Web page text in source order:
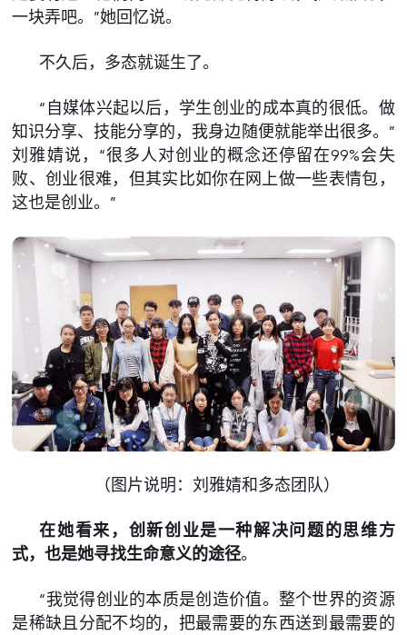
一块弄吧。”她回忆说。
不久后，多态就诞生了。
“自媒体兴起以后，学生创业的成本真的很低。做
知识分享、技能分享的，我身边随便就能举出很多。”
刘雅婧说，“很多人对创业的概念还停留在99%会失
败、创业很难，但其实比如你在网上做一些表情包，
这也是创业。”
（图片说明：刘雅婧和多态团队）
在她看来，创新创业是一种解决问题的思维方
式，也是她寻找生命意义的途径。
“我觉得创业的本质是创造价值。整个世界的资源
是稀缺且分配不均的，把最需要的东西送到最需要的